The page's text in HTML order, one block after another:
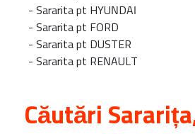
- Sararita pt HYUNDAI
- Sararita pt FORD
- Sararita pt DUSTER
- Sararita pt RENAULT
Căutări Sararița